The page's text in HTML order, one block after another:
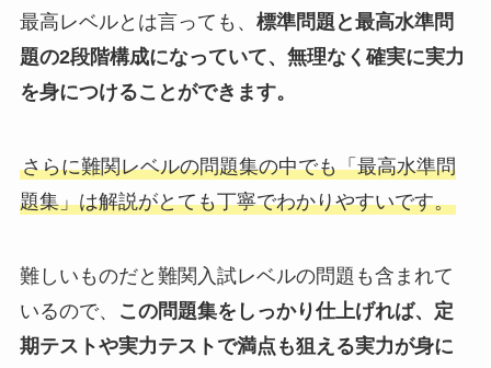
最高レベルとは言っても、 標準問題と最高水準問
題の2段階構成になっていて、無理なく確実に実力
を身につけることができます。
さらに難関レベルの問題集の中でも「最高水準問
題集」は解説がとても丁寧でわかりやすいです。
難しいものだと難関入試レベルの問題も含まれて
いるので、
この問題集をしっかり仕上げれば、定
期テストや実力テストで満点も狙える実力が身に